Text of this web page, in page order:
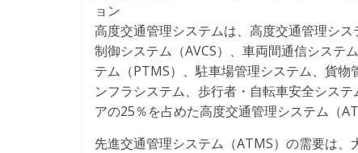
ョン
高度交通管理システムは、高度交通管理シ
制御システム（AVCS）、車両間通信システ
テム（PTMS）、駐車場管理システム、貨
ンフラシステム、歩行者・自転車安全シス
アの25％を占めた高度交通管理システム（
先進交通管理システム（ATMS）の需要は